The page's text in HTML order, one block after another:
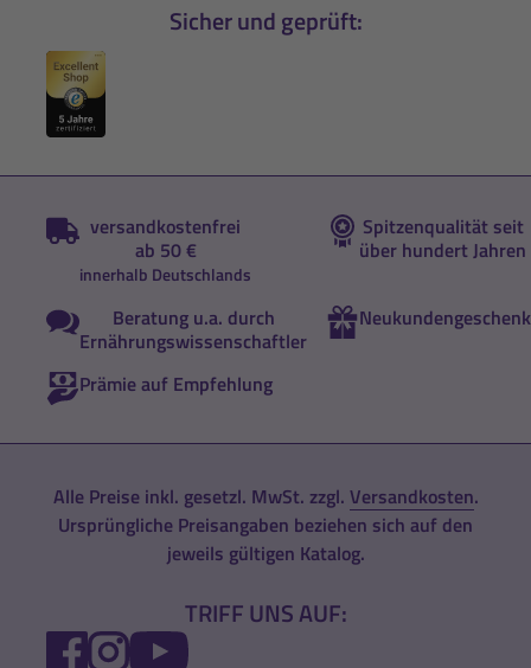
Sicher und geprüft:
versandkostenfrei
ab 50 €
innerhalb Deutschlands
Spitzenqualität seit
über hundert Jahren
Beratung u.a. durch
Ernährungswissenschaftler
Neukundengeschenk
Prämie auf Empfehlung
Alle Preise inkl. gesetzl. MwSt. zzgl. Versandkosten.
Ursprüngliche Preisangaben beziehen sich auf den
jeweils gültigen Katalog.
TRIFF UNS AUF:
FACEBOOK
INSTAGRAM
YOUTUBE